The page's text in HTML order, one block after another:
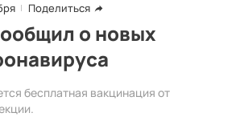
Поделиться
о новых
бесплатная вакцинация от